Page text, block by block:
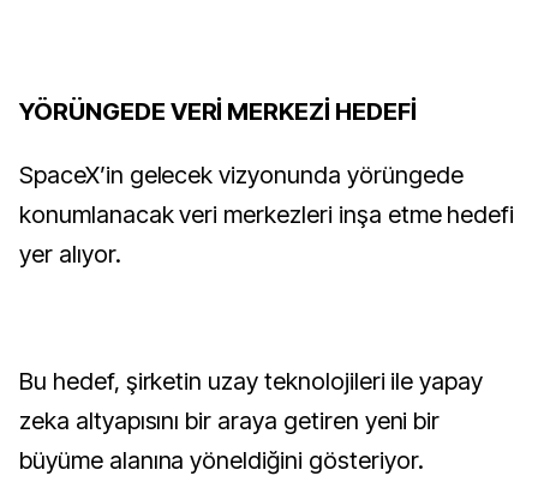
YÖRÜNGEDE VERİ MERKEZİ HEDEFİ
SpaceX’in gelecek vizyonunda yörüngede
konumlanacak veri merkezleri inşa etme hedefi
yer alıyor.
Bu hedef, şirketin uzay teknolojileri ile yapay
zeka altyapısını bir araya getiren yeni bir
büyüme alanına yöneldiğini gösteriyor.